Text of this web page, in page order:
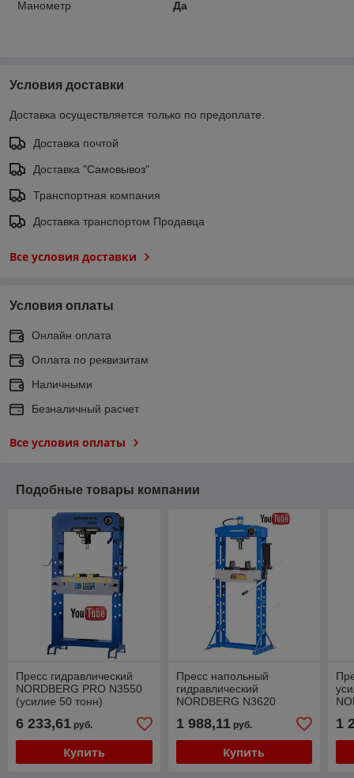
Манометр Да
Условия доставки
Доставка осуществляется только по предоплате.
Доставка почтой
Доставка "Самовывоз"
Транспортная компания
Доставка транспортом Продавца
Все условия доставки
Условия оплаты
Онлайн оплата
Оплата по реквизитам
Наличными
Безналичный расчет
Все условия оплаты
Подобные товары компании
Пресс гидравлический
NORDBERG PRO N3550
(усилие 50 тонн)
6 233,61 руб.
Купить
Пресс напольный
гидравлический
NORDBERG N3620
1 988,11руб.
Купить
1